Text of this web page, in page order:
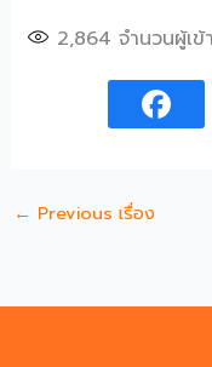
2,864 จำนวนผู้เข้
← Previous เรื่อง